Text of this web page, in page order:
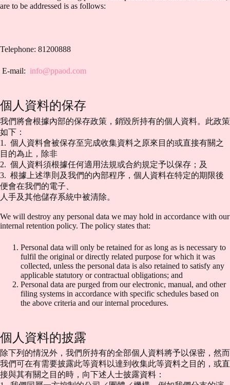
are to be addressed is as follows:
Telephone: 81200888
E-mail: info@ppaod.com
個人資料的保存
我們將會根據內部的保存政策，銷毀所持有的個人資料。此政策
如下：
1. 個人資料會被保存至完成收集資料之原來目的或直接有關之
目的為止，除非
2. 個人資料須根據任何適用法規或合約規定予以保存；及
3. 根據上述準則及我們的內部程序，個人資料在特定的期限後
便會在我們的電子、
人手及其他儲存系統中被清除。
We will destroy any personal data we may hold in accordance with our
internal retention policy. The policy states that:
Personal data will only be retained for as long as is necessary to
fulfil the original or directly related purpose for which it was
collected, unless the personal data is also retained to satisfy any
applicable statutory or contractual obligations; and
Personal data are purged from our electronic, manual, and other
filing systems in accordance with specific schedules based on
the above criteria and our internal procedures.
個人資料的披露
除下列的情況外，我們所持有的全部個人資料將予以保密，然而
我們可在有需要披露此等資料以達到收集此等資料之目的，或直
接與其有關之目的時，向下述人士披露資料：